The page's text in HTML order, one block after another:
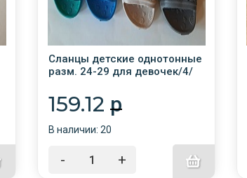
Сланцы детские однотонные
разм. 24-29 для девочек/4/
159.12p
В наличии: 20
- +